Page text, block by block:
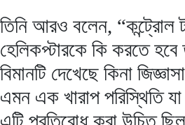
তিনি আরও বলেন, “কন্ট্রোল
হেলিকপ্টারকে কি করতে হবে
বিমানটি দেখেছে কিনা
এমন এক খারাপ পরিস্থিতি